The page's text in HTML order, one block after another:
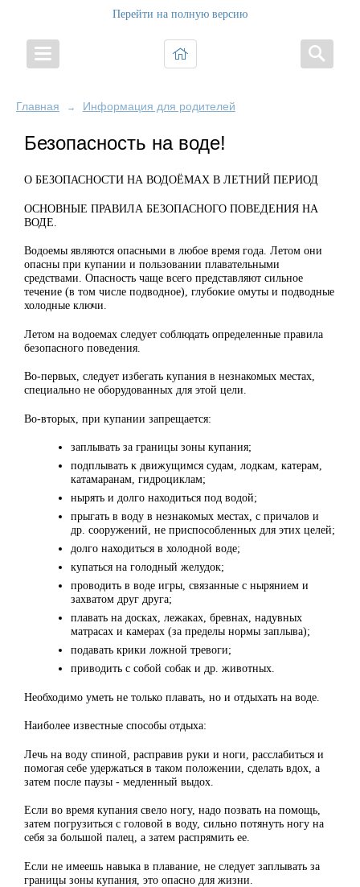
Перейти на полную версию
Главная → Информация для родителей
Безопасность на воде!
О БЕЗОПАСНОСТИ НА ВОДОЁМАХ В ЛЕТНИЙ ПЕРИОД
ОСНОВНЫЕ ПРАВИЛА БЕЗОПАСНОГО ПОВЕДЕНИЯ НА
ВОДЕ.
Водоемы являются опасными в любое время года. Летом они
опасны при купании и пользовании плавательными
средствами. Опасность чаще всего представляют сильное
течение (в том числе подводное), глубокие омуты и подводные
холодные ключи.
Летом на водоемах следует соблюдать определенные правила
безопасного поведения.
Во-первых, следует избегать купания в незнакомых местах,
специально не оборудованных для этой цели.
Во-вторых, при купании запрещается:
заплывать за границы зоны купания;
подплывать к движущимся судам, лодкам, катерам,
катамаранам, гидроциклам;
нырять и долго находиться под водой;
прыгать в воду в незнакомых местах, с причалов и
др. сооружений, не приспособленных для этих целей;
долго находиться в холодной воде;
купаться на голодный желудок;
проводить в воде игры, связанные с нырянием и
захватом друг друга;
плавать на досках, лежаках, бревнах, надувных
матрасах и камерах (за пределы нормы заплыва);
подавать крики ложной тревоги;
приводить с собой собак и др. животных.
Необходимо уметь не только плавать, но и отдыхать на воде.
Наиболее известные способы отдыха:
Лечь на воду спиной, расправив руки и ноги, расслабиться и
помогая себе удержаться в таком положении, сделать вдох, а
затем после паузы - медленный выдох.
Если во время купания свело ногу, надо позвать на помощь,
затем погрузиться с головой в воду, сильно потянуть ногу на
себя за большой палец, а затем распрямить ее.
Если не имеешь навыка в плавание, не следует заплывать за
границы зоны купания, это опасно для жизни.